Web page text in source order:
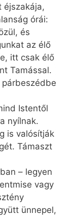
éjszakája,
órái:
és
az élő
itt csak élő
Tamással.
Istentől
nyílnak.
is valósítják
Támaszt
– legyen
vagy
ünnepel,